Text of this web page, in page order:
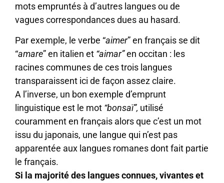
mots empruntés à d’autres langues ou de
vagues correspondances dues au hasard.
Par exemple, le verbe “aimer” en français se dit
“amare” en italien et “aimar”en occitan : les
racines communes de ces trois langues
transparaissent ici de façon assez claire.
A l’inverse, un bon exemple d’emprunt
linguistique est le mot “bonsaï”, utilisé
couramment en français alors que c’est un mot
issu du japonais, une langue qui n’est pas
apparentée aux langues romanes dont fait partie
le français.
Si la majorité des langues connues, vivantes et